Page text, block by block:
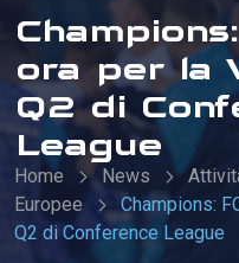
ora per la
Q2 di
League
Home News
Europee
Champions:
Q2 di Conference League